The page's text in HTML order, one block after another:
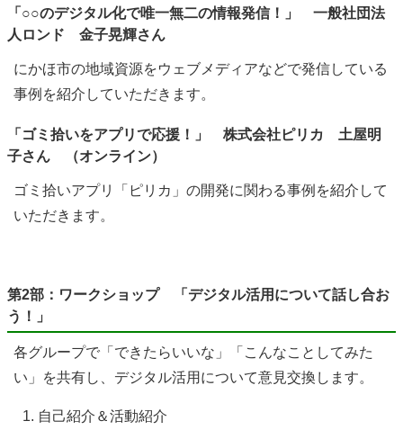
「○○のデジタル化で唯一無二の情報発信！」 一般社団法
人ロンド 金子晃輝さん
にかほ市の地域資源をウェブメディアなどで発信している
事例を紹介していただきます。
「ゴミ拾いをアプリで応援！」 株式会社ピリカ 土屋明
子さん （オンライン）
ゴミ拾いアプリ「ピリカ」の開発に関わる事例を紹介して
いただきます。
第2部：ワークショップ 「デジタル活用について話し合お
う！」
各グループで「できたらいいな」「こんなことしてみた
い」を共有し、デジタル活用について意見交換します。
自己紹介＆活動紹介